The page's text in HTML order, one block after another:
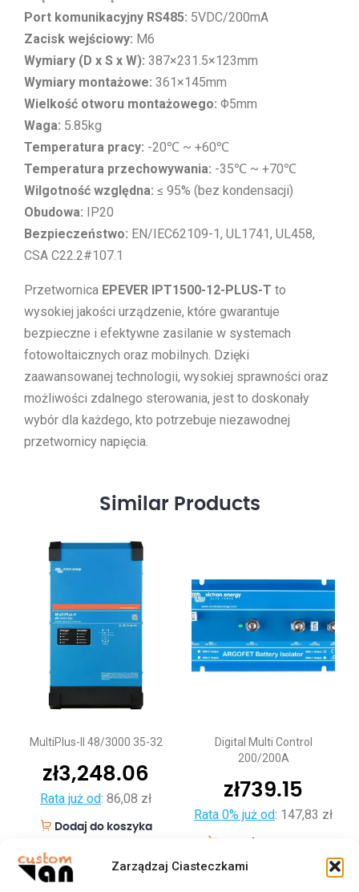
Zarządzaj Ciasteczkami
Port komunikacyjny RS485: 5VDC/200mA
Zacisk wejściowy: M6
Wymiary (D x S x W): 387×231.5×123mm
Wymiary montażowe: 361×145mm
Wielkość otworu montażowego: Φ5mm
Waga: 5.85kg
Temperatura pracy: -20℃ ~ +60℃
Temperatura przechowywania: -35℃ ~ +70℃
Wilgotność względna: ≤ 95% (bez kondensacji)
Obudowa: IP20
Bezpieczeństwo: EN/IEC62109-1, UL1741, UL458,
CSA C22.2#107.1
Przetwornica EPEVER IPT1500-12-PLUS-T to
wysokiej jakości urządzenie, które gwarantuje
bezpieczne i efektywne zasilanie w systemach
fotowoltaicznych oraz mobilnych. Dzięki
zaawansowanej technologii, wysokiej sprawności oraz
możliwości zdalnego sterowania, jest to doskonały
wybór dla każdego, kto potrzebuje niezawodnej
przetwornicy napięcia.
Similar Products
MultiPlus-II 48/3000 35-32
zł3,248.06
Rata już od: 86,08 zł
Dodaj do koszyka
Digital Multi Control
200/200A
zł739.15
Rata 0% już od: 147,83 zł